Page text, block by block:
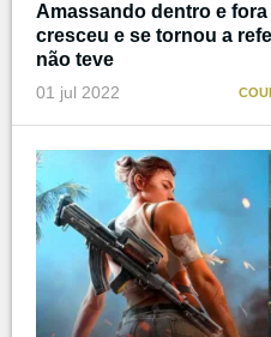
Amassando dentro e
cresceu e se tornou a
não teve
01 jul 2022